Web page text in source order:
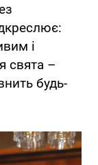
і
свята –
будь-